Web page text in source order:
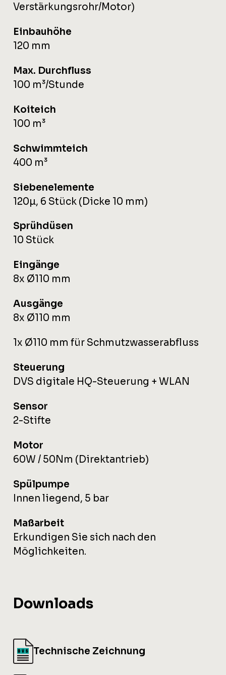
Verstärkungsrohr/Motor)
Einbauhöhe
120 mm
Max. Durchfluss
100 m³/Stunde
Koiteich
100 m³
Schwimmteich
400 m³
Siebenelemente
120µ, 6 Stück (Dicke 10 mm)
Sprühdüsen
10 Stück
Eingänge
8x Ø110 mm
Ausgänge
8x Ø110 mm
1x Ø110 mm für Schmutzwasserabfluss
Steuerung
DVS digitale HQ-Steuerung + WLAN
Sensor
2-Stifte
Motor
60W / 50Nm (Direktantrieb)
Spülpumpe
Innen liegend, 5 bar
Maßarbeit
Erkundigen Sie sich nach den
Möglichkeiten.
Downloads
Technische Zeichnung